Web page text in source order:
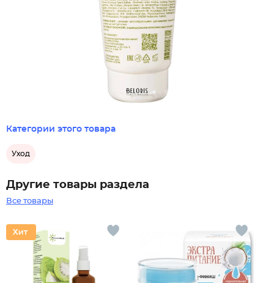
Категории этого товара
Уход
Другие товары раздела
Все товары